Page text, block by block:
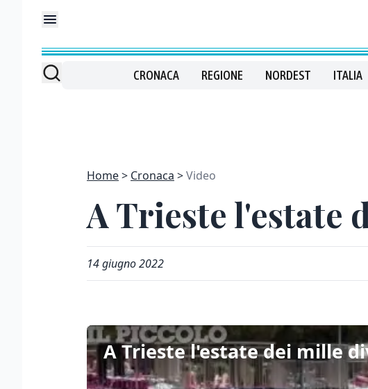
CRONACA REGIONE NORDEST ITALIA
Home Cronaca Video
A Trieste l'estate
14 giugno 2022
A Trieste l'estate dei mille